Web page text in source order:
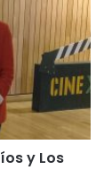
y Los